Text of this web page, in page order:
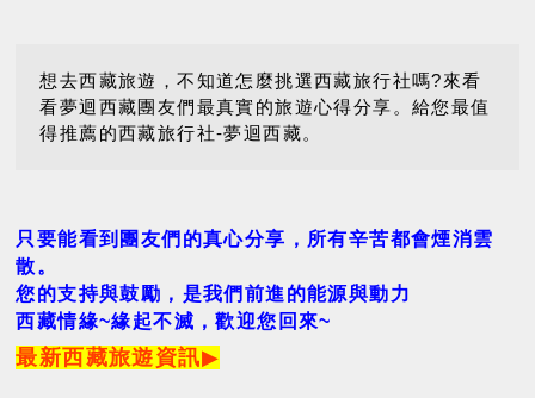
想去西藏旅遊，不知道怎麼挑選西藏旅行社嗎?來看
看夢迴西藏團友們最真實的旅遊心得分享。給您最值
得推薦的西藏旅行社-夢迴西藏。
只要能看到團友們的真心分享，所有辛苦都會煙消雲
散。
您的支持與鼓勵，是我們前進的能源與動力
西藏情緣~緣起不滅，歡迎您回來~
最新西藏旅遊資訊▶